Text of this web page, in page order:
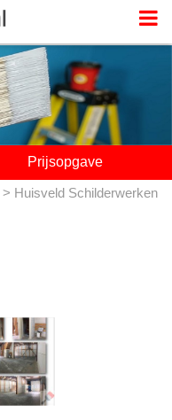
Prijsopgave
> Huisveld Schilderwerken